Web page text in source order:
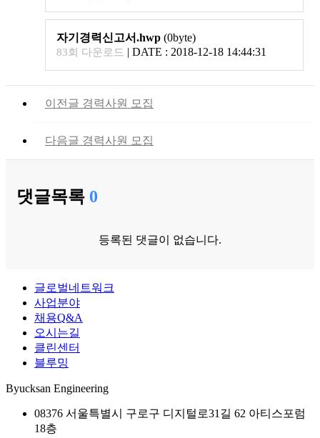
자기경력신고서.hwp (0byte)
83회 다운로드 | DATE : 2018-12-18 14:44:31
이전글 경력사원 모집
다음글 경력사원 모집
댓글목록 0
등록된 댓글이 없습니다.
글로벌네트워크
사업분야
채용Q&A
오시는길
클린센터
블루밍
Byucksan Engineering
08376 서울특별시 구로구 디지털로31길 62 아티스포럼
18층